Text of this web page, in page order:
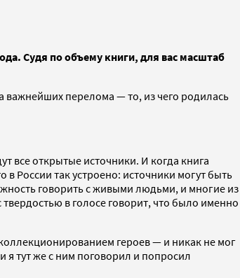
Судя по объему книги, для вас масштаб
важнейших перелома — то, из чего родилась
все открытые источники. И когда книга
России так устроено: источники могут быть
говорить с живыми людьми, и многие из
в голосе говорит, что было именно
героев — и никак не мог
я тут же с ним поговорил и попросил